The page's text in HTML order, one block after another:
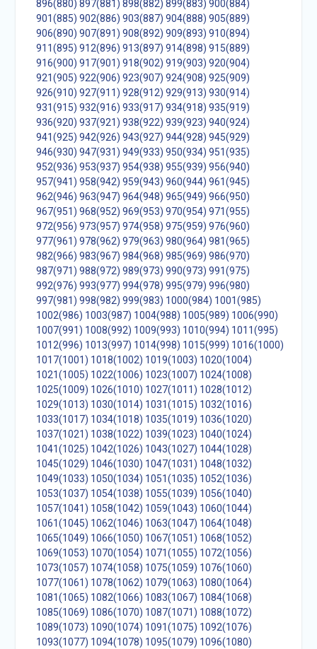
896(880) 897(881) 898(882) 899(883) 900(884)
901(885) 902(886) 903(887) 904(888) 905(889)
906(890) 907(891) 908(892) 909(893) 910(894)
911(895) 912(896) 913(897) 914(898) 915(889)
916(900) 917(901) 918(902) 919(903) 920(904)
921(905) 922(906) 923(907) 924(908) 925(909)
926(910) 927(911) 928(912) 929(913) 930(914)
931(915) 932(916) 933(917) 934(918) 935(919)
936(920) 937(921) 938(922) 939(923) 940(924)
941(925) 942(926) 943(927) 944(928) 945(929)
946(930) 947(931) 949(933) 950(934) 951(935)
952(936) 953(937) 954(938) 955(939) 956(940)
957(941) 958(942) 959(943) 960(944) 961(945)
962(946) 963(947) 964(948) 965(949) 966(950)
967(951) 968(952) 969(953) 970(954) 971(955)
972(956) 973(957) 974(958) 975(959) 976(960)
977(961) 978(962) 979(963) 980(964) 981(965)
982(966) 983(967) 984(968) 985(969) 986(970)
987(971) 988(972) 989(973) 990(973) 991(975)
992(976) 993(977) 994(978) 995(979) 996(980)
997(981) 998(982) 999(983) 1000(984) 1001(985)
1002(986) 1003(987) 1004(988) 1005(989) 1006(990)
1007(991) 1008(992) 1009(993) 1010(994) 1011(995)
1012(996) 1013(997) 1014(998) 1015(999) 1016(1000)
1017(1001) 1018(1002) 1019(1003) 1020(1004)
1021(1005) 1022(1006) 1023(1007) 1024(1008)
1025(1009) 1026(1010) 1027(1011) 1028(1012)
1029(1013) 1030(1014) 1031(1015) 1032(1016)
1033(1017) 1034(1018) 1035(1019) 1036(1020)
1037(1021) 1038(1022) 1039(1023) 1040(1024)
1041(1025) 1042(1026) 1043(1027) 1044(1028)
1045(1029) 1046(1030) 1047(1031) 1048(1032)
1049(1033) 1050(1034) 1051(1035) 1052(1036)
1053(1037) 1054(1038) 1055(1039) 1056(1040)
1057(1041) 1058(1042) 1059(1043) 1060(1044)
1061(1045) 1062(1046) 1063(1047) 1064(1048)
1065(1049) 1066(1050) 1067(1051) 1068(1052)
1069(1053) 1070(1054) 1071(1055) 1072(1056)
1073(1057) 1074(1058) 1075(1059) 1076(1060)
1077(1061) 1078(1062) 1079(1063) 1080(1064)
1081(1065) 1082(1066) 1083(1067) 1084(1068)
1085(1069) 1086(1070) 1087(1071) 1088(1072)
1089(1073) 1090(1074) 1091(1075) 1092(1076)
1093(1077) 1094(1078) 1095(1079) 1096(1080)